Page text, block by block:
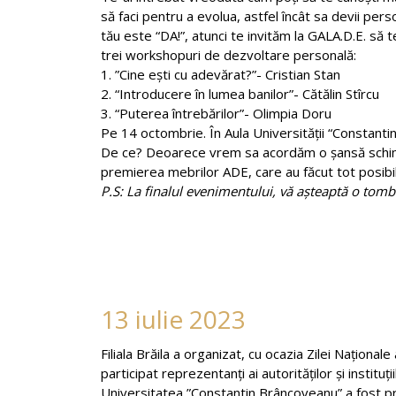
să faci pentru a evolua, astfel încât sa devii
tău este “DA!”, atunci te invităm la GALA.D.E.
trei workshopuri de dezvoltare personală:
1. ”Cine ești cu adevărat?”- Cristian Stan
2. “Introducere în lumea banilor”- Cătălin Stîrcu
3. “Puterea întrebărilor”- Olimpia Doru
Pe 14 octombrie. În Aula Universității
De ce? Deoarece vrem sa acordăm o șansă
premierea mebrilor ADE, care au făcut tot
P.S: La finalul evenimentului, vă așteaptă o
13 iulie 2023
Filiala Brăila a organizat, cu ocazia Zilei
participat reprezentanți ai autorităților și
Universitatea ”Constantin Brâncoveanu” a fost